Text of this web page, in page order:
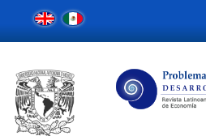
Navegación
principal
Contenido
Barra
lateral